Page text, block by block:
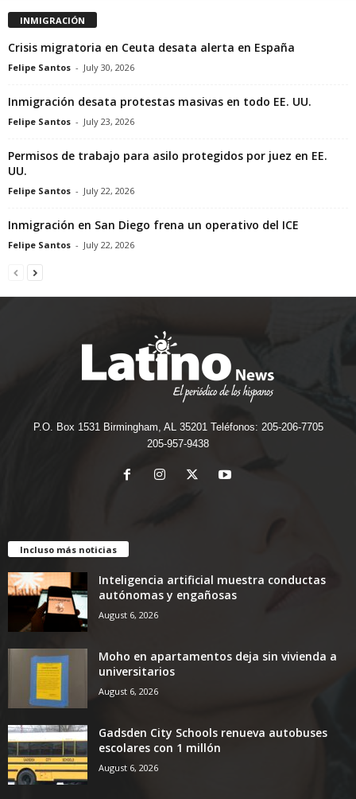
INMIGRACIÓN
Crisis migratoria en Ceuta desata alerta en España
Felipe Santos - July 30, 2026
Inmigración desata protestas masivas en todo EE. UU.
Felipe Santos - July 23, 2026
Permisos de trabajo para asilo protegidos por juez en EE.
UU.
Felipe Santos - July 22, 2026
Inmigración en San Diego frena un operativo del ICE
Felipe Santos - July 22, 2026
P.O. Box 1531 Birmingham, AL 35201 Teléfonos: 205-206-7705
205-957-9438
Incluso más noticias
Inteligencia artificial muestra conductas
autónomas y engañosas
August 6, 2026
Moho en apartamentos deja sin vivienda a
universitarios
August 6, 2026
Gadsden City Schools renueva autobuses
escolares con 1 millón
August 6, 2026